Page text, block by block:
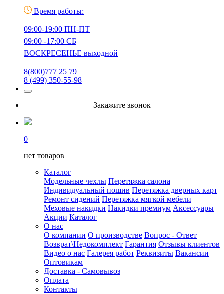
Время работы:
09:00-19:00 ПН-ПТ
09:00 -17:00 СБ
ВОСКРЕСЕНЬЕ выходной
8(800)777 25 79
8 (499) 350-55-98
Закажите звонок
0
нет товаров
Каталог
Модельные чехлы Перетяжка салона
Индивидуальный пошив Перетяжка дверных карт
Ремонт сидений Перетяжка мягкой мебели
Меховые накидки Накидки премиум Аксессуары
Акции Каталог
О нас
О компании О производстве Вопрос - Ответ
Возврат\Недокомплект Гарантия Отзывы клиентов
Видео о нас Галерея работ Реквизиты Вакансии
Оптовикам
Доставка - Самовывоз
Оплата
Контакты